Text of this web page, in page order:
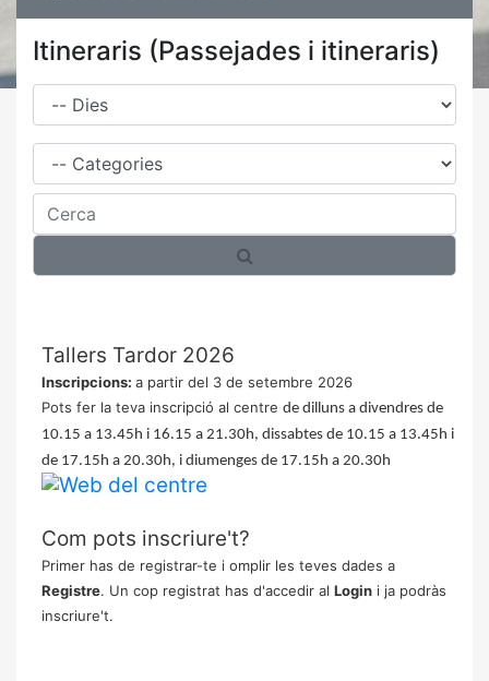
Itineraris (Passejades i itineraris)
Dies
Família
Cerca
Tallers Tardor 2026
Inscripcions: a partir del 3 de setembre 2026
Pots fer la teva inscripció al centre de dilluns a divendres de
10.15 a 13.45h i 16.15 a 21.30h, dissabtes de 10.15 a 13.45h i
de 17.15h a 20.30h, i diumenges de 17.15h a 20.30h
Com pots inscriure't?
Primer has de registrar-te i omplir les teves dades a
Registre. Un cop registrat has d'accedir al Login i ja podràs
inscriure't.